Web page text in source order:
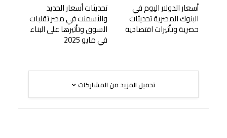
أسعار الدولار اليوم في
البنوك المصرية تحديثات
حصرية وتأثيرات اقتصادية
تحديثات أسعار الحديد
والأسمنت في مصر تقلبات
السوق وتأثيرها على البناء
في مايو 2025
تحميل المزيد من المشاركات